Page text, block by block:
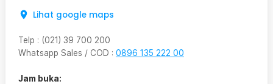
Lihat google maps
Telp : (021) 39 700 200
Whatsapp Sales / COD : 0896 135 222 00
Jam buka: